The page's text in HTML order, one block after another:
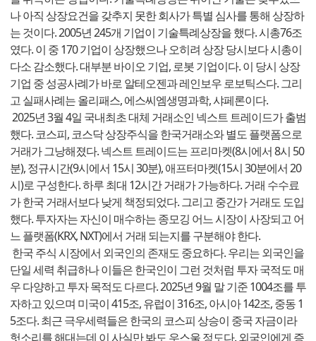
나 아직 상장요건을 갖추지 못한 회사가 특별 심사를 통해 상장하
는 것이다. 2005년 245개 기업이 기술특례상장을 했다. 시총76조
였다. 이 중 170 기업이 상장했으나 오히려 상장 당시보다 시총이
다소 감소했다. 대부분 바이오 기업, 로봇 기업이다. 이 당시 상장
기업 중 성공사례가 바로 알테오젠과 레인보우 로보틱스다. 그리
고 실패사례는 올리패스, 에스씨엠생명과학, 샤페론이다.
2025년 3월 4일 국내최초 대체 거래소인 넥스트 트레이드가 출범
했다. 코스피, 코스닥 상장주식을 한국거래소와 별도 플랫폼으로
거래가 그낭해졌다. 넥스트 트레이드는 프리마켓(8시에서 8시 50
분), 정규시간(9시에서 15시 30분), 애프터마켓(15시 30분에서 20
시)로 구성한다. 하루 최대 12시간 거래가 가능하다. 거래 수수료
가 한국 거래서보다 낮게 책정되었다. 그리고 중간가 거래도 도입
했다. 투자자는 자신이 매수하는 종모깅 어느 시장이 사장되고 어
느 플랫폼(KRX, NXT)에서 거래 되는지를 구분해야 한다.
한국 주식 시장에서 외국인의 존재도 중요하다. 우리는 외국인을
단일 세력 취급하나 이들은 한국인이 그런 것처럼 투자 국적도 매
우 다양하고 투자 목적도 다르다. 2025년 9월 말 기준 1004조를 투
자하고 있으며 미국이 415조, 유럽이 316조, 아시아 142조, 중동 1
5조다. 최근 극우세력들은 한국의 코스피 상승이 중국 자금이라
헛소리를 해대는데 이 사실만 봐도 우스울 정도다. 외국인에게 증